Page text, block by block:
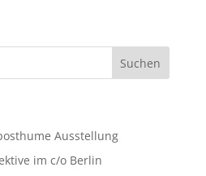
Ausstellung
im c/o Berlin